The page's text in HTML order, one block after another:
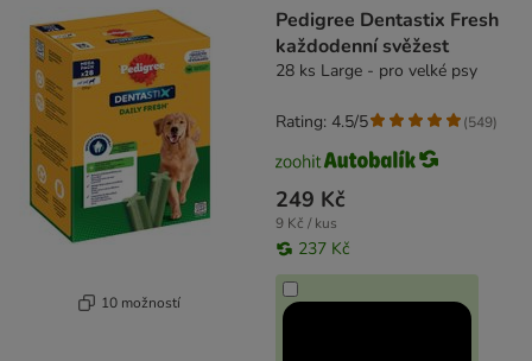
10 možností
Pedigree Dentastix Fresh
každodenní svěžest
28 ks Large - pro velké psy
249 Kč
9 Kč / kus
237 Kč
Rating: 4.5/5 (549)